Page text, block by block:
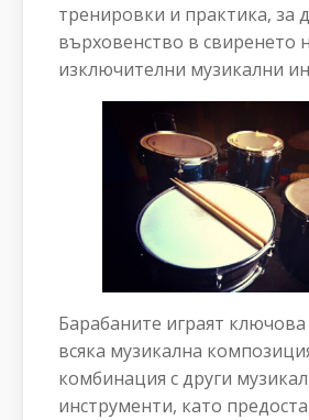
тренировки и практика, за
върховенство в свиренето
изключителни музикални
Барабаните играят
всяка музикална
комбинация с други
инструменти, като